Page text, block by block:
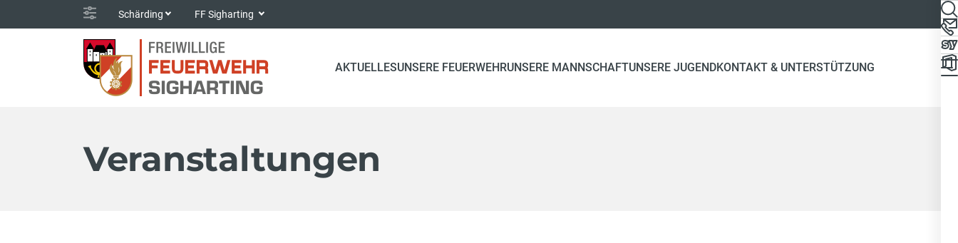
Schärding FF Sigharting
AKTUELLESUNSERE FEUERWEHRUNSERE MANNSCHAFTUNSERE JUGENDKONTAKT & UNTERSTÜTZUNG
Veranstaltungen